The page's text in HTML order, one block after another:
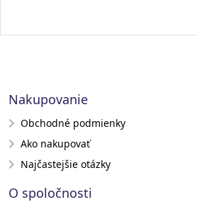
Nakupovanie
Obchodné podmienky
Ako nakupovať
Najčastejšie otázky
O spoločnosti